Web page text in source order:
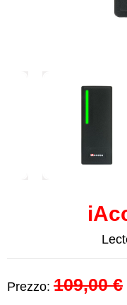
Prezzo: 109,00 €